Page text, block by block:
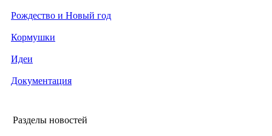
Рождество и Новый год
Кормушки
Идеи
Документация
Разделы новостей